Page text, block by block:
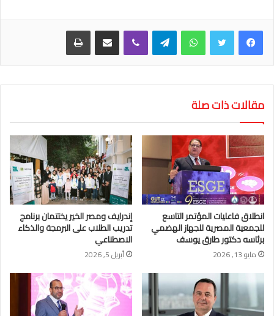
واتساب تيلقرام
مقالات ذات صلة
انطلاق فاعليات المؤتمر التاسع
للجمعية المصرية للجهاز الهضمي
برئاسه دكتور طارق يوسف
مايو 13, 2026
إندرايف ومصر الخير يختتمان برنامج
تدريب الطلاب على البرمجة والذكاء
الاصطناعي
أبريل 5, 2026